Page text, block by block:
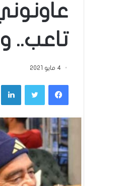
تاعب..
4 مايو 2021
فيسبوكتويتر